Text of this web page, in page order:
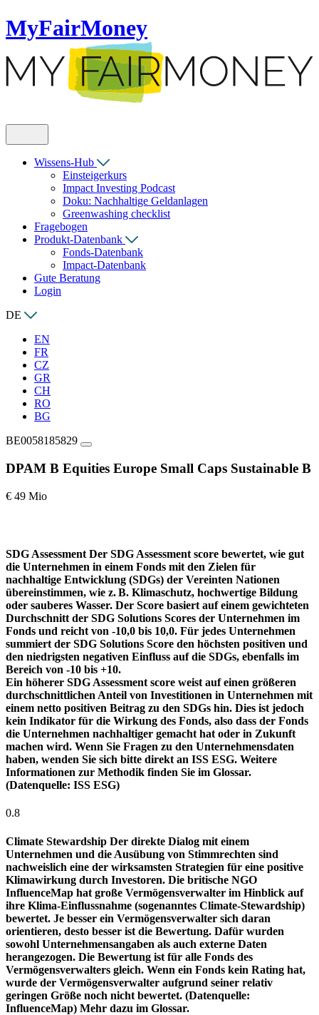
MyFairMoney
Wissens-Hub
Einsteigerkurs
Impact Investing Podcast
Doku: Nachhaltige Geldanlagen
Greenwashing checklist
Fragebogen
Produkt-Datenbank
Fonds-Datenbank
Impact-Datenbank
Gute Beratung
Login
DE
EN
FR
CZ
GR
CH
RO
BG
BE0058185829
DPAM B Equities Europe Small Caps Sustainable B
€ 49 Mio
SDG Assessment Der SDG Assessment score bewertet, wie gut
die Unternehmen in einem Fonds mit den Zielen für
nachhaltige Entwicklung (SDGs) der Vereinten Nationen
übereinstimmen, wie z. B. Klimaschutz, hochwertige Bildung
oder sauberes Wasser. Der Score basiert auf einem gewichteten
Durchschnitt der SDG Solutions Scores der Unternehmen im
Fonds und reicht von -10,0 bis 10,0. Für jedes Unternehmen
summiert der SDG Solutions Score den höchsten positiven und
den niedrigsten negativen Einfluss auf die SDGs, ebenfalls im
Bereich von -10 bis +10.
Ein höherer SDG Assessment score weist auf einen größeren
durchschnittlichen Anteil von Investitionen in Unternehmen mit
einem netto positiven Beitrag zu den SDGs hin. Dies ist jedoch
kein Indikator für die Wirkung des Fonds, also dass der Fonds
die Unternehmen nachhaltiger gemacht hat oder in Zukunft
machen wird. Wenn Sie Fragen zu den Unternehmensdaten
haben, wenden Sie sich bitte direkt an ISS ESG. Weitere
Informationen zur Methodik finden Sie im Glossar.
(Datenquelle: ISS ESG)
0.8
Climate Stewardship Der direkte Dialog mit einem
Unternehmen und die Ausübung von Stimmrechten sind
nachweislich eine der wirksamsten Strategien für eine positive
Klimawirkung durch Investoren. Die britische NGO
InfluenceMap hat große Vermögensverwalter im Hinblick auf
ihre Klima-Einflussnahme (sogenanntes Climate-Stewardship)
bewertet. Je besser ein Vermögensverwalter sich daran
orientieren, desto besser ist die Bewertung. Dafür wurden
sowohl Unternehmensangaben als auch externe Daten
herangezogen. Die Bewertung ist für alle Fonds des
Vermögensverwalters gleich. Wenn ein Fonds kein Rating hat,
wurde der Vermögensverwalter aufgrund seiner relativ
geringen Größe noch nicht bewertet. (Datenquelle:
InfluenceMap) Mehr dazu im Glossar.